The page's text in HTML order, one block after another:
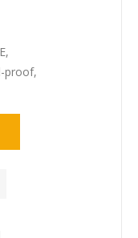
proof,